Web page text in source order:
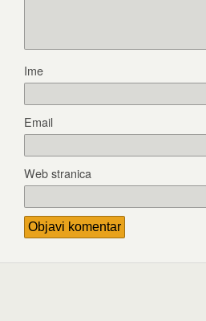
Ime
Email
Web stranica